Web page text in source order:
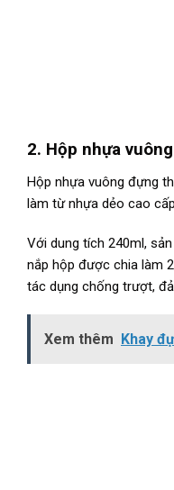
2. Hộp nhựa
Hộp nhựa vuông đựng
làm từ nhựa dẻo cao
Với dung tích 240ml,
nắp hộp được chia làm
tác dụng chống trượt,
Xem thêm Khay